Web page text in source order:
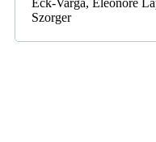
Szorger